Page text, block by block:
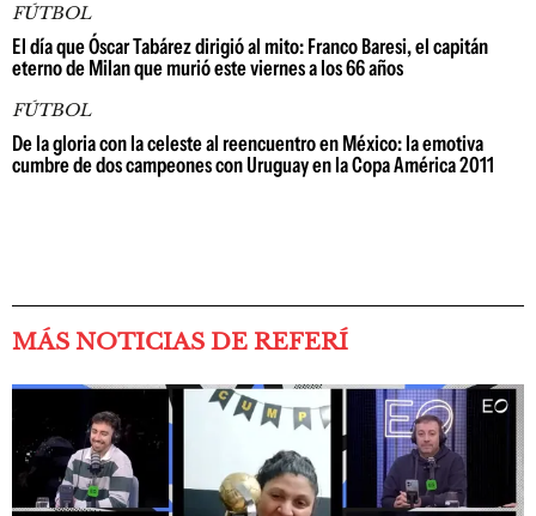
FÚTBOL
El día que Óscar Tabárez dirigió al mito: Franco Baresi, el capitán
eterno de Milan que murió este viernes a los 66 años
FÚTBOL
De la gloria con la celeste al reencuentro en México: la emotiva
cumbre de dos campeones con Uruguay en la Copa América 2011
MÁS NOTICIAS DE REFERÍ